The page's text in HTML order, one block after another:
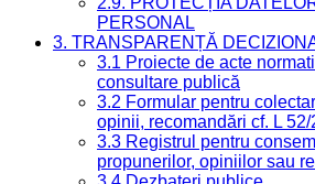
PERSONAL
3. TRANSPARENȚĂ
3.1 Proiecte de acte
consultare publică
3.2 Formular pentru
opinii, recomandări cf. L
3.3 Registrul pentru
propunerilor, opiniilor sau